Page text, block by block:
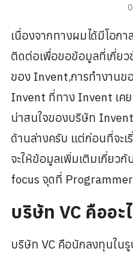
เนื่องจากทางผมได้มีโอก
ติดต่อเพื่อขอข้อมูลที่เกี่ย
ของ Invent,การทำงานข
Invent ที่ทาง Invent เคย
น่าสนใจของบริษัท Invent
ด้านล่างครับ แต่ก่อนที่จะ
จะให้ข้อมูลเพิ่มเติมเกี่ยว
focus จุดที่
บริษัท VC คืออะ
บริษัท VC คือนักลงทุนใน